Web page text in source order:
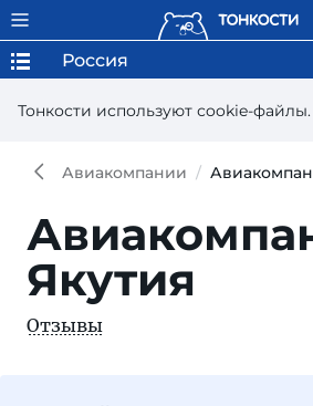
Тонкости используют сookie-файлы.
Россия
Авиакомпании
Якутия
Отзывы